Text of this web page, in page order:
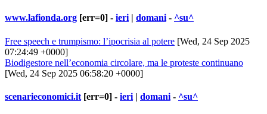
www.lafionda.org [err=0] - ieri | domani - ^su^
Free speech e trumpismo: l’ipocrisia al potere [Wed, 24 Sep 2025
07:24:49 +0000]
Biodigestore nell’economia circolare, ma le proteste continuano
[Wed, 24 Sep 2025 06:58:20 +0000]
scenarieconomici.it [err=0] - ieri | domani - ^su^